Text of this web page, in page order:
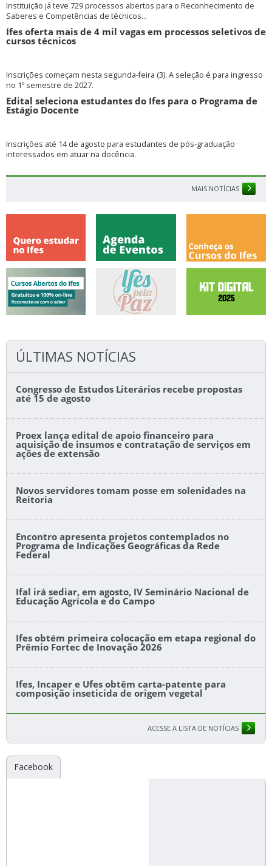
Instituição já teve 729 processos abertos para o Reconhecimento de
Saberes e Competências de técnicos...
Ifes oferta mais de 4 mil vagas em processos seletivos de
cursos técnicos
Inscrições começam nesta segunda-feira (3). A seleção é para ingresso
no 1º semestre de 2027.
Edital seleciona estudantes do Ifes para o Programa de
Estágio Docente
Inscrições até 14 de agosto para estudantes de pós-graduação
interessados em atuar na docência.
MAIS NOTÍCIAS
ÚLTIMAS NOTÍCIAS
Congresso de Estudos Literários recebe propostas
até 15 de agosto
Proex lança edital de apoio financeiro para
aquisição de insumos e contratação de serviços em
ações de extensão
Novos servidores tomam posse em solenidades na
Reitoria
Encontro apresenta projetos contemplados no
Programa de Indicações Geográficas da Rede
Federal
Ifal irá sediar, em agosto, IV Seminário Nacional de
Educação Agrícola e do Campo
Ifes obtém primeira colocação em etapa regional do
Prêmio Fortec de Inovação 2026
Ifes, Incaper e Ufes obtêm carta-patente para
composição inseticida de origem vegetal
ACESSE A LISTA DE NOTÍCIAS
Facebook